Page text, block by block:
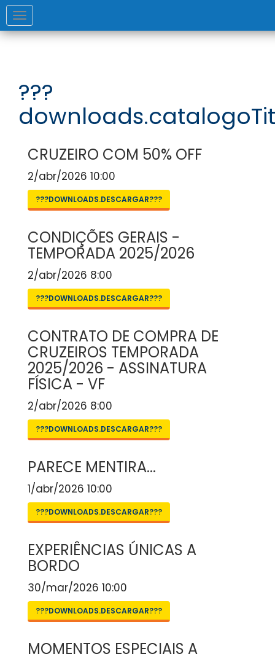
Toggle
navigation
???
CRUZEIRO COM 50% OFF
2/abr/2026 10:00
???DOWNLOADS.DESCARGAR???
CONDIÇÕES GERAIS -
TEMPORADA 2025/2026
2/abr/2026 8:00
???DOWNLOADS.DESCARGAR???
CONTRATO DE COMPRA DE
CRUZEIROS TEMPORADA
2025/2026 - ASSINATURA
FÍSICA - VF
2/abr/2026 8:00
???DOWNLOADS.DESCARGAR???
PARECE MENTIRA...
1/abr/2026 10:00
???DOWNLOADS.DESCARGAR???
EXPERIÊNCIAS ÚNICAS A
BORDO
30/mar/2026 10:00
???DOWNLOADS.DESCARGAR???
MOMENTOS ESPECIAIS A